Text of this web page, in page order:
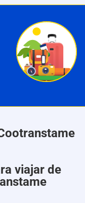
viajar de